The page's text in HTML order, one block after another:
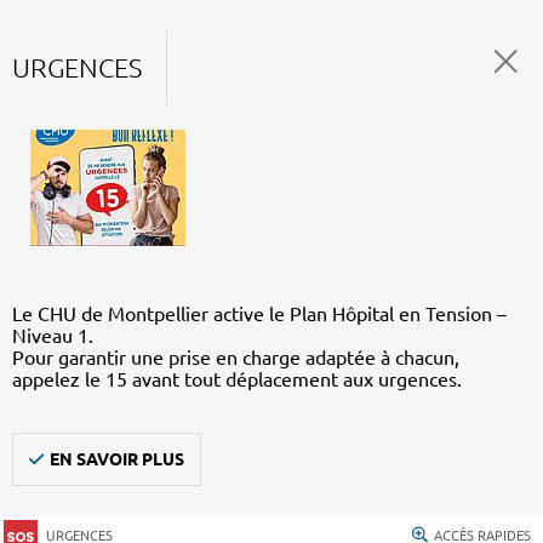
URGENCES
Le CHU de Montpellier active le Plan Hôpital en Tension –
Niveau 1.
Pour garantir une prise en charge adaptée à chacun,
appelez le 15 avant tout déplacement aux urgences.
EN SAVOIR PLUS
URGENCES ACCÈS RAPIDES